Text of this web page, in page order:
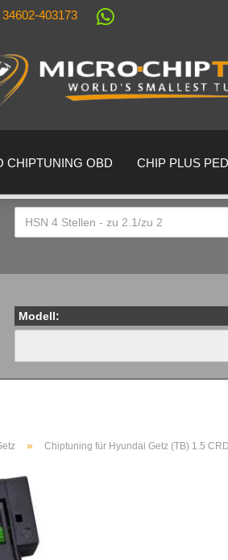
403173
Sprache
CHIPTUNING OBD CHIP PLUS
Modell:
» Chiptuning für Hyundai Getz (TB) 1.5